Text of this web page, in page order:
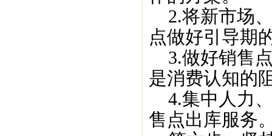
2.将新市场
点做好引导期
3.做好销售
是消费认知的
4.集中人力
售点出库服务